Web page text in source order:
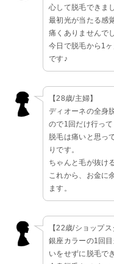
心して脱毛できま
最初光が当たる感
痛くありませんで
今日で脱毛から1
です♪
【28歳/主婦】
ディオーネの全身
ので1回だけ行って
脱毛は痛いと思っ
りです。
ちゃんと毛が抜け
これから、お金に
ます。
【22歳/ショップス
銀座カラーの1回
いをせずに脱毛で